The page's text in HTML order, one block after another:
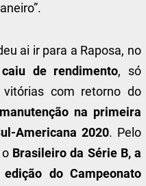
ai ir para a Raposa, no
de rendimento, só
com retorno do
manutenção na primeira
Americana 2020. Pelo
Brasileiro da Série B, a
do Campeonato